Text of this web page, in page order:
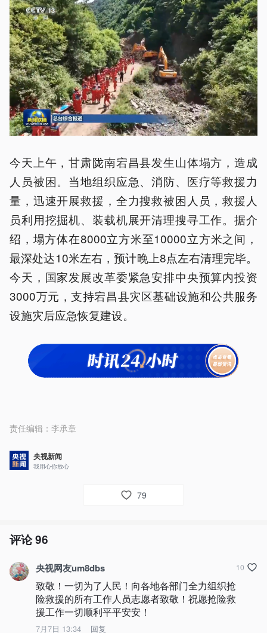
今天上午，甘肃陇南宕昌县发生山体塌方，造成
人员被困。当地组织应急、消防、医疗等救援力
量，迅速开展救援，全力搜救被困人员，救援人
员利用挖掘机、装载机展开清理搜寻工作。据介
绍，塌方体在8000立方米至10000立方米之间，
最深处达10米左右，预计晚上8点左右清理完毕。
今天，国家发展改革委紧急安排中央预算内投资
3000万元，支持宕昌县灾区基础设施和公共服务
设施灾后应急恢复建设。
责任编辑： 李承章
央视新闻
我用心你放心
79
评论96
央视网友um8dbs
致敬！一切为了人民！向各地各部门全力组织抢
险救援的所有工作人员志愿者致敬！祝愿抢险救
援工作一切顺利平平安安！
7月7日 13:34 回复
10